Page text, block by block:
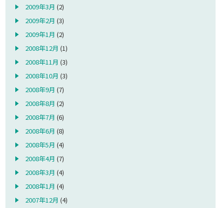
2009年3月 (2)
2009年2月 (3)
2009年1月 (2)
2008年12月 (1)
2008年11月 (3)
2008年10月 (3)
2008年9月 (7)
2008年8月 (2)
2008年7月 (6)
2008年6月 (8)
2008年5月 (4)
2008年4月 (7)
2008年3月 (4)
2008年1月 (4)
2007年12月 (4)